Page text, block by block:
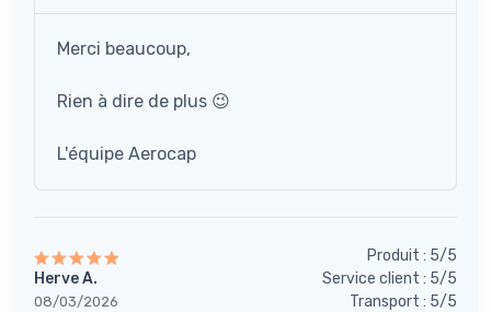
Merci beaucoup,
Rien à dire de plus 😉
L'équipe Aerocap
Herve A.
08/03/2026
Produit : 5/5
Service client : 5/5
Transport : 5/5